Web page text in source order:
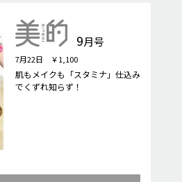
9月号
7月22日 ￥1,100
肌もメイクも「スタミナ」仕込み
でくずれ知らず！